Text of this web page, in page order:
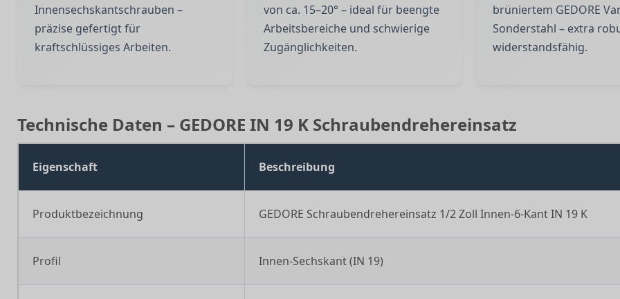
Innensechskantschrauben –
präzise gefertigt für
kraftschlüssiges Arbeiten.
von ca. 15–20° – ideal für beengte
Arbeitsbereiche und schwierige
Zugänglichkeiten.
brüniertem GEDORE
Sonderstahl – extra
widerstandsfähig.
Technische Daten – GEDORE IN 19 K Schraubendrehereinsatz
Eigenschaft Beschreibung
Produktbezeichnung GEDORE Schraubendrehereinsatz 1/2 Zoll Innen-6-Kant IN 19 K
Profil Innen-Sechskant (IN 19)